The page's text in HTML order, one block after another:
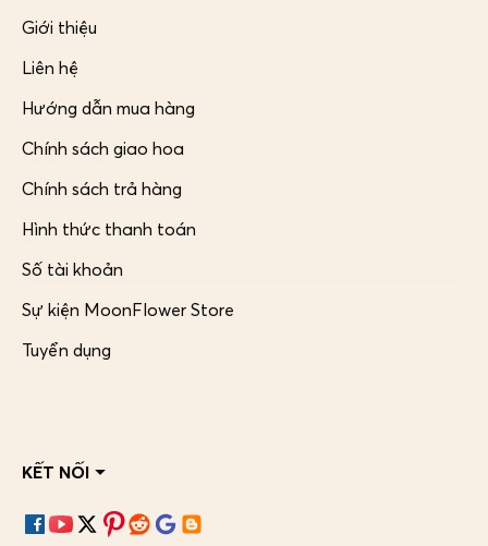
Giới thiệu
Liên hệ
Hướng dẫn mua hàng
Chính sách giao hoa
Chính sách trả hàng
Hình thức thanh toán
Số tài khoản
Sự kiện MoonFlower Store
Tuyển dụng
KẾT NỐI